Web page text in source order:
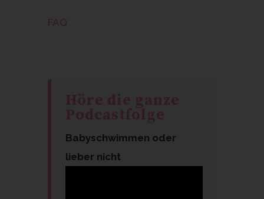
FAQ
Babyschwimmen oder
lieber nicht